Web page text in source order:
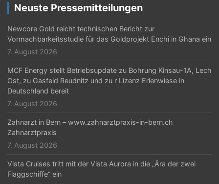
g
a
t
i
o
n
Neuste Pressemitteilungen
Newcore Gold reicht technischen Bericht zur
Vormachbarkeitsstudie für das Goldprojekt Enchi in Ghana ein
7. August 2026
MCF Energy stellt Betriebsupdate zu Bohrung Kinsau-1A, Lech
Ost, zu Gasfeld Reudnitz und zu r Lizenz Erlenwiese in
Deutschland bereit
7. August 2026
Zahnarzt in Bern – www.zahnarztpraxis-in-bern.ch
Zahnarztpraxis
7. August 2026
Vista Cruises tritt mit der Vista Aurora in die „Ära der zwei
Flaggschiffe“ ein